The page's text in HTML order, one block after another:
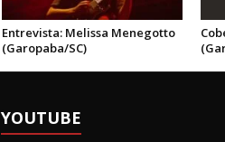
Entrevista: Melissa Menegotto
(Garopaba/SC)
YOUTUBE